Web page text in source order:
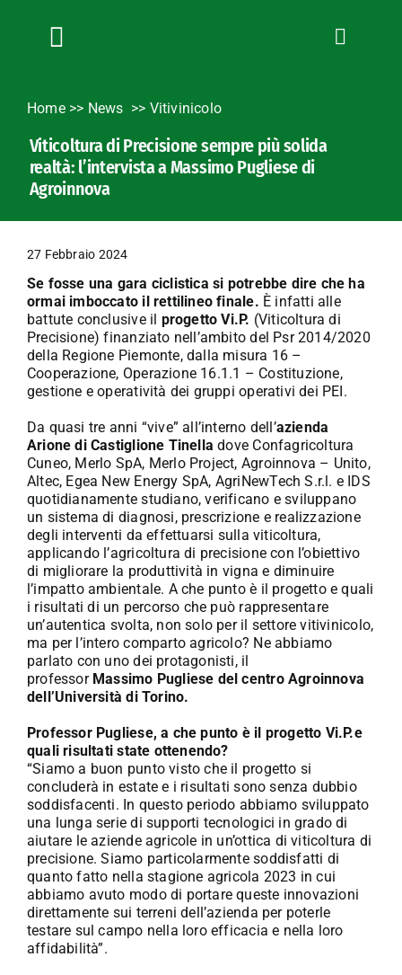
Toggle
News
Bandi
Convenzioni
L’Agricoltore cuneese
Fotogallery
Lavora con noi
Contatti
Home>> News Vitivinicolo
Viticoltura di Precisione sempre più solida
realtà: l’intervista a Massimo Pugliese di
Agroinnova
27 Febbraio 2024
Se fosse una gara ciclistica si potrebbe dire che ha
ormai imboccato il rettilineo finale. È infatti alle
battute conclusive il progetto Vi.P. (Viticoltura di
Precisione) finanziato nell’ambito del Psr 2014/2020
della Regione Piemonte, dalla misura 16 –
Cooperazione, Operazione 16.1.1 – Costituzione,
gestione e operatività dei gruppi operativi dei PEI.
Da quasi tre anni “vive” all’interno dell’azienda
Arione di Castiglione Tinella dove Confagricoltura
Cuneo, Merlo SpA, Merlo Project, Agroinnova – Unito,
Altec, Egea New Energy SpA, AgriNewTech S.r.l. e IDS
quotidianamente studiano, verificano e sviluppano
un sistema di diagnosi, prescrizione e realizzazione
degli interventi da effettuarsi sulla viticoltura,
applicando l’agricoltura di precisione con l’obiettivo
di migliorare la produttività in vigna e diminuire
l’impatto ambientale. A che punto è il progetto e quali
i risultati di un percorso che può rappresentare
un’autentica svolta, non solo per il settore vitivinicolo,
ma per l’intero comparto agricolo? Ne abbiamo
parlato con uno dei protagonisti, il
professor Massimo Pugliese del centro Agroinnova
dell’Università di Torino.
Professor Pugliese, a che punto è il progetto Vi.P.e
quali risultati state ottenendo?
“Siamo a buon punto visto che il progetto si
concluderà in estate e i risultati sono senza dubbio
soddisfacenti. In questo periodo abbiamo sviluppato
una lunga serie di supporti tecnologici in grado di
aiutare le aziende agricole in un’ottica di viticoltura di
precisione. Siamo particolarmente soddisfatti di
quanto fatto nella stagione agricola 2023 in cui
abbiamo avuto modo di portare queste innovazioni
direttamente sui terreni dell’azienda per poterle
testare sul campo nella loro efficacia e nella loro
affidabilità”.